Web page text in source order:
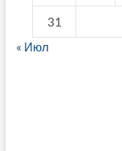
31
« Июл